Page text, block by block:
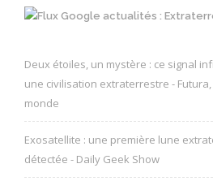
Google actualités :
Deux étoiles, un mystère : ce signal
une civilisation extraterrestre -
monde
Exosatellite : une première lune
détectée - Daily Geek Show